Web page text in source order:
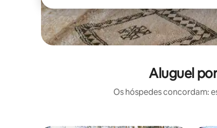
Aluguel
Os hóspedes concordam: